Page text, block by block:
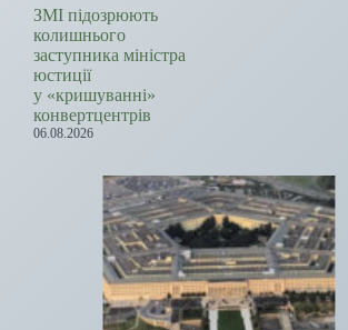
ЗМІ підозрюють
колишнього
заступника міністра
юстиції
у «кришуванні»
конвертцентрів
06.08.2026